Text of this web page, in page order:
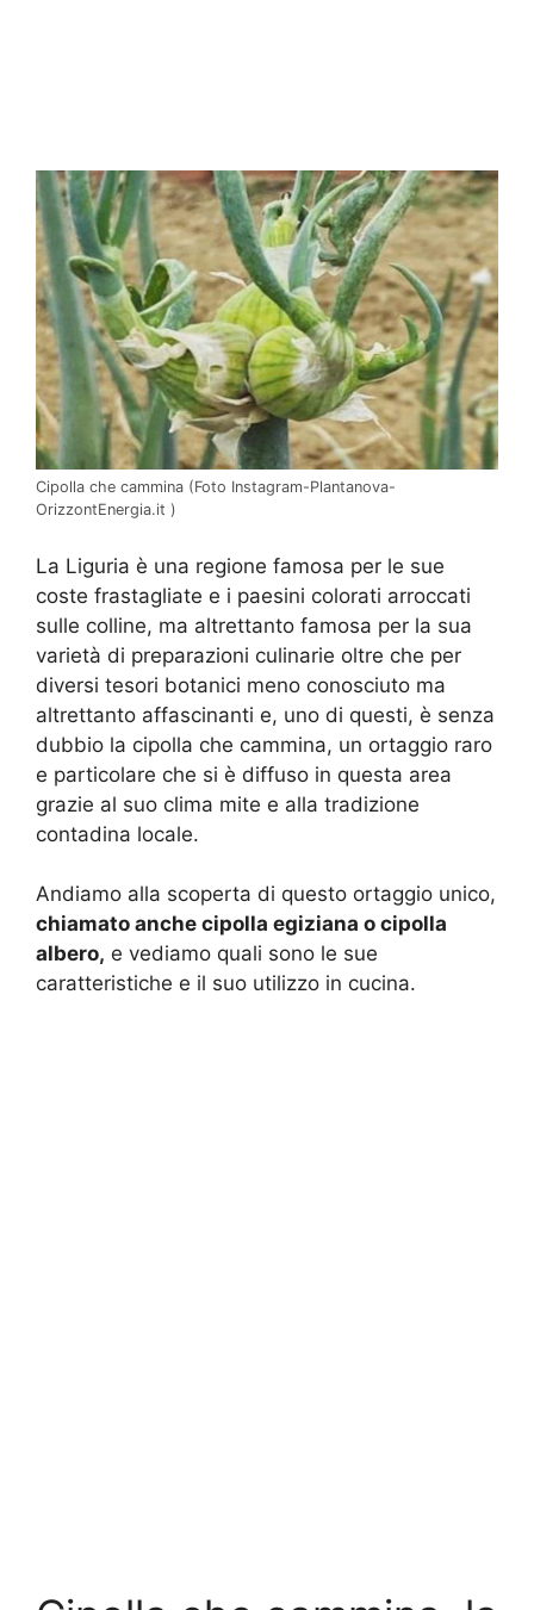
Cipolla che cammina (Foto Instagram-Plantanova-
OrizzontEnergia.it )
La Liguria è una regione famosa per le sue
coste frastagliate e i paesini colorati arroccati
sulle colline, ma altrettanto famosa per la sua
varietà di preparazioni culinarie oltre che per
diversi tesori botanici meno conosciuto ma
altrettanto affascinanti e, uno di questi, è senza
dubbio la cipolla che cammina, un ortaggio raro
e particolare che si è diffuso in questa area
grazie al suo clima mite e alla tradizione
contadina locale.
Andiamo alla scoperta di questo ortaggio unico,
chiamato anche cipolla egiziana o cipolla
albero, e vediamo quali sono le sue
caratteristiche e il suo utilizzo in cucina.